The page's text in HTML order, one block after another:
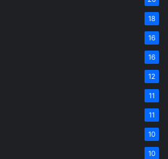
18
16
16
12
11
11
10
10